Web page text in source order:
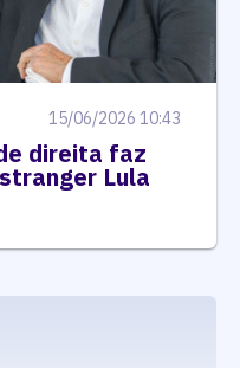
15/06/2026 10:43
direita faz
Lula